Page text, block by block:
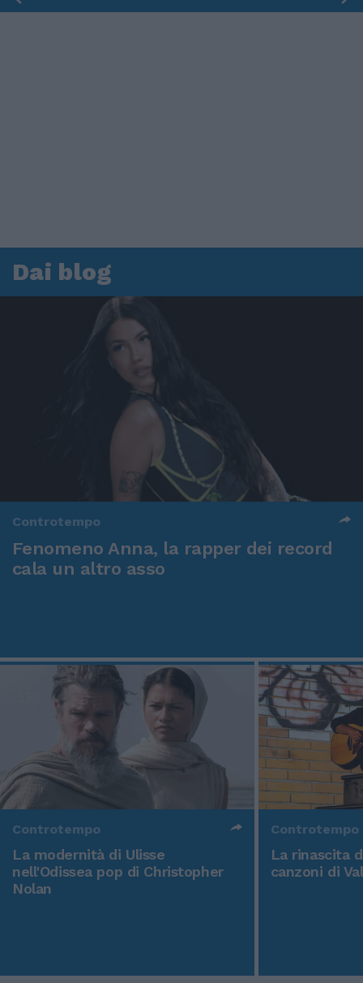
Dai blog
Controtempo
Fenomeno Anna, la rapper dei record
cala un altro asso
Controtempo
La modernità di Ulisse
nell'Odissea pop di Christopher
Nolan
Controtempo
La rinascita
canzoni di